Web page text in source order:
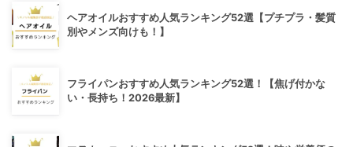
ヘアオイルおすすめ人気ランキング52選【プチプラ・髪質
別やメンズ向けも！】
フライパンおすすめ人気ランキング52選！【焦げ付かな
い・長持ち！2026最新】